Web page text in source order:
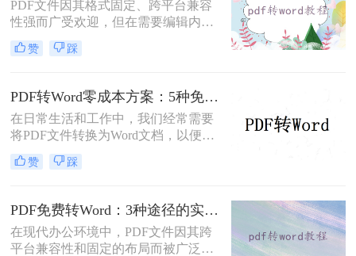
PDF文件因其格式固定、跨平台兼容
性强而广受欢迎，但在需要编辑内容
时，将其转换为可编辑的Word文档成
为刚需。那么pdf怎么转换成word文档
法，助您高效完成格式转换。
赞 踩
PDF转Word零成本方案：5种免费路径的适用边界和效果评估！
在日常生活和工作中，我们经常需要
将PDF文件转换为Word文档，以便进
行编辑、修改或进一步处理。然而，
市面上许多PDF转Word工具都需要付
钱呢？本文将介绍几种不花钱的常用
方法，帮助您轻松实现PDF到Word的
转换。
赞 踩
PDF免费转Word：3种途径的实际费用、限制和效果对比！
在现代办公环境中，PDF文件因其跨
平台兼容性和固定的布局而被广泛使